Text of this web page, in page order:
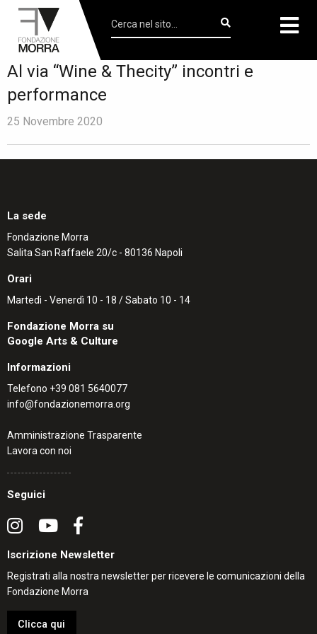
Al via “Wine & Thecity” incontri e
performance
25 Novembre 2020
La sede
Fondazione Morra
Salita San Raffaele 20/c - 80136 Napoli
Orari
Martedì - Venerdì 10 - 18 / Sabato 10 - 14
Fondazione Morra su
Google Arts & Culture
Informazioni
Telefono +39 081 5640077
info@fondazionemorra.org
Amministrazione Trasparente
Lavora con noi
Seguici
Iscrizione Newsletter
Registrati alla nostra newsletter per ricevere le comunicazioni della
Fondazione Morra
Clicca qui